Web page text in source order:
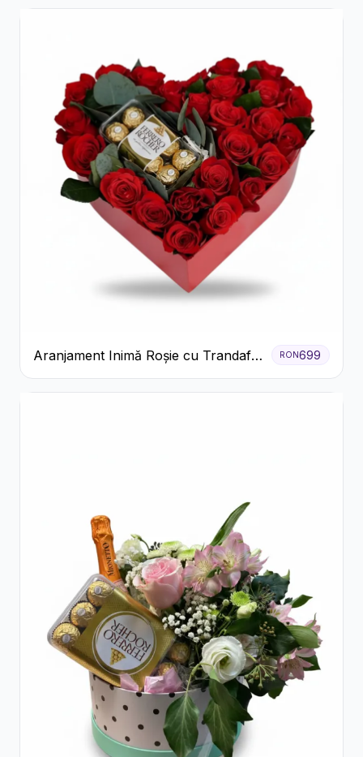
Aranjament Inimă Roșie cu Trandafiri
și Ferrero Rocher Premium
RON699